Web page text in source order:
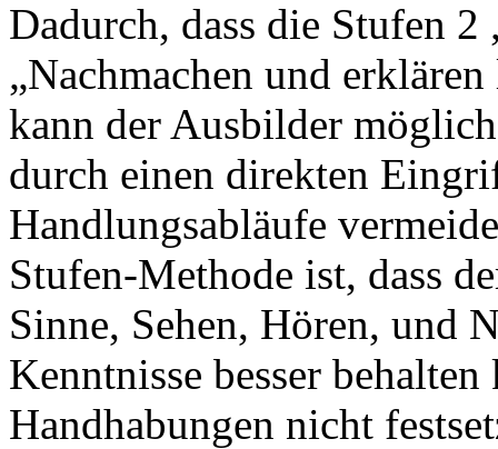
Dadurch, dass die Stufen
„Nachmachen und
kann der Ausbilder
durch einen direkten
Handlungsabläufe
Stufen-Methode ist, dass
Sinne, Sehen, Hören, und
Kenntnisse besser
Handhabungen nicht